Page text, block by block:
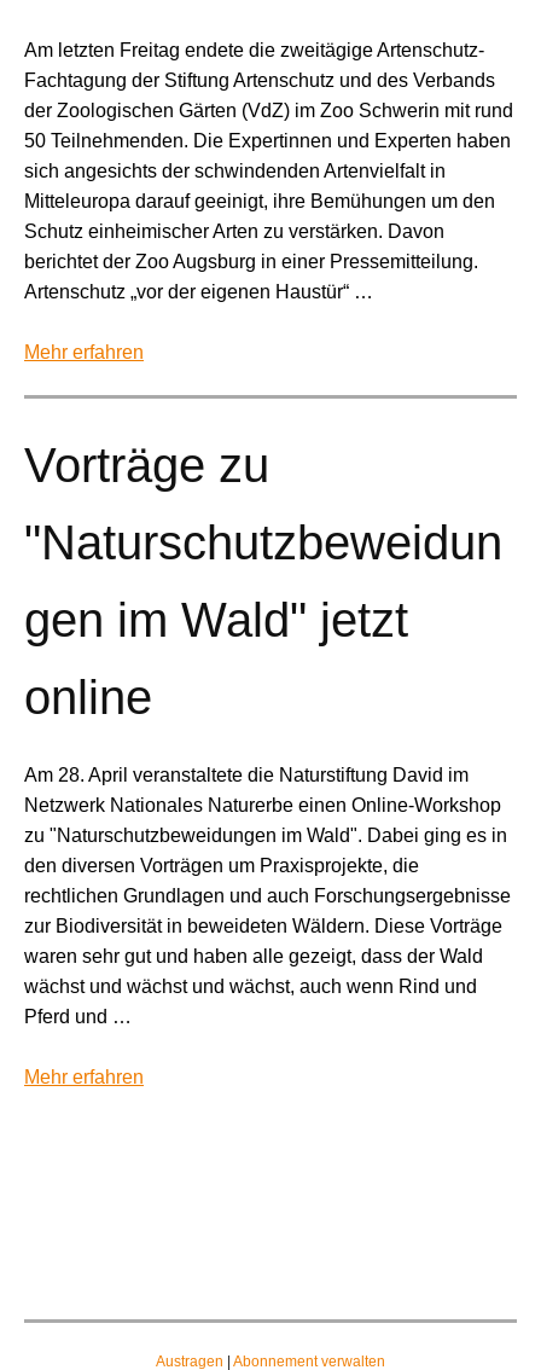
Am letzten Freitag endete die zweitägige Artenschutz-
Fachtagung der Stiftung Artenschutz und des Verbands
der Zoologischen Gärten (VdZ) im Zoo Schwerin mit rund
50 Teilnehmenden. Die Expertinnen und Experten haben
sich angesichts der schwindenden Artenvielfalt in
Mitteleuropa darauf geeinigt, ihre Bemühungen um den
Schutz einheimischer Arten zu verstärken. Davon
berichtet der Zoo Augsburg in einer Pressemitteilung.
Artenschutz „vor der eigenen Haustür“ …
Mehr erfahren
Vorträge zu
"Naturschutzbeweidun
gen im Wald" jetzt
online
Am 28. April veranstaltete die Naturstiftung David im
Netzwerk Nationales Naturerbe einen Online-Workshop
zu "Naturschutzbeweidungen im Wald". Dabei ging es in
den diversen Vorträgen um Praxisprojekte, die
rechtlichen Grundlagen und auch Forschungsergebnisse
zur Biodiversität in beweideten Wäldern. Diese Vorträge
waren sehr gut und haben alle gezeigt, dass der Wald
wächst und wächst und wächst, auch wenn Rind und
Pferd und …
Mehr erfahren
Austragen Abonnement verwalten